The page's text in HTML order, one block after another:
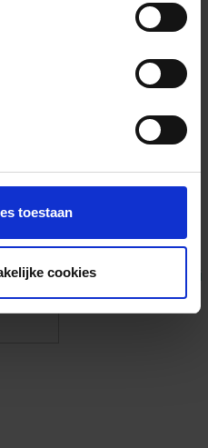
toestaan
cookies Eigen foto’s